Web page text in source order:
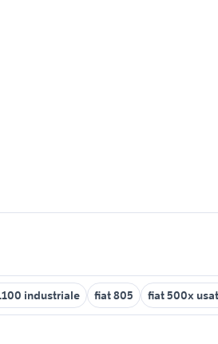
industriale fiat 805 fiat 500x